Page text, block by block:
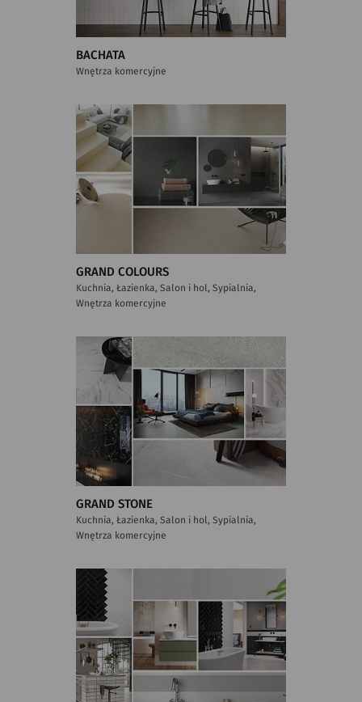
BACHATA
Wnętrza komercyjne
GRAND COLOURS
Kuchnia, Łazienka, Salon i hol, Sypialnia,
Wnętrza komercyjne
GRAND STONE
Kuchnia, Łazienka, Salon i hol, Sypialnia,
Wnętrza komercyjne